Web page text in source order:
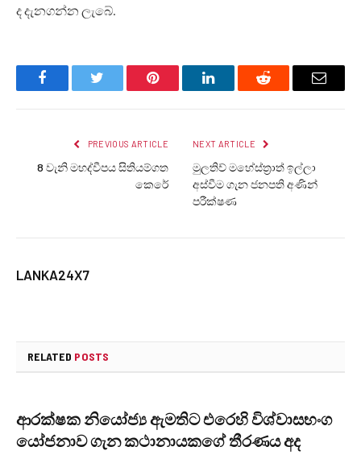
ද දැනගන්න ලැබේ.
FacebookTwitter Pinterest LinkedInReddit Email
PREVIOUS ARTICLE
8 වැනි මහද්වීපය සිතියම්ගත
කෙරේ
NEXT ARTICLE
මුලතිව් මහේස්ත්‍රාත් ඉල්ලා
අස්වීම ගැන ජනපති අණින්
පරීක්ෂණ
LANKA24X7
RELATED POSTS
ආරක්ෂක නියෝජ්‍ය ඇමතිට එරෙහි විශ්වාසභංග
යෝජනාව ගැන කථානායකගේ තීරණය අද